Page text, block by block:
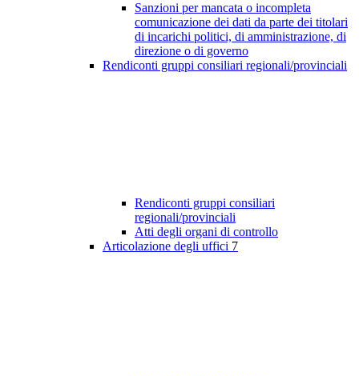
Sanzioni per mancata o incompleta
comunicazione dei dati da parte dei titolari
di incarichi politici, di amministrazione, di
direzione o di governo
Rendiconti gruppi consiliari regionali/provinciali
Rendiconti gruppi consiliari
regionali/provinciali
Atti degli organi di controllo
Articolazione degli uffici 7